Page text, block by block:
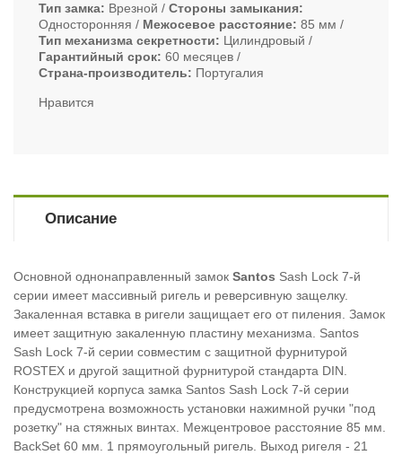
Тип замка Врезной
Стороны замыкания
Односторонняя
Межосевое расстояние 85 мм
Тип механизма секретности
Цилиндровый
Гарантийный срок 60 месяцев
Страна-производитель
Португалия
Нравится
Описание
Основной однонаправленный замок Santos Sash Lock 7-й
серии имеет массивный ригель и реверсивную защелку.
Закаленная вставка в ригели защищает его от пиления. Замок
имеет защитную закаленную пластину механизма. Santos
Sash Lock 7-й серии совместим с защитной фурнитурой
ROSTEX и другой защитной фурнитурой стандарта DIN.
Конструкцией корпуса замка Santos Sash Lock 7-й серии
предусмотрена возможность установки нажимной ручки "под
розетку" на стяжных винтах. Meжцентровое расстояние 85 мм.
BackSet 60 мм. 1 прямоугольный ригель. Выход ригеля - 21